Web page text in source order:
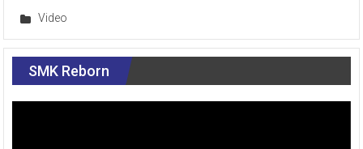
Video
SMK Reborn